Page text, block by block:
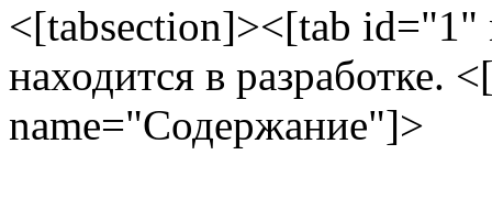
<[tabsection]><[tab id="1"
находится в разработке.
name="Содержание"]>